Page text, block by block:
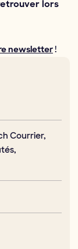
Courrier,
lors
newsletter !